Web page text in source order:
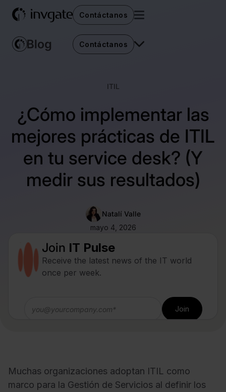
Contáctanos
Contáctanos
ITIL
¿Cómo implementar las
mejores prácticas de ITIL
en tu service desk? (Y
medir sus resultados)
Natalí Valle
mayo 4, 2026
Join IT Pulse
Receive the latest news of the IT world
once per week.
Muchas organizaciones adoptan ITIL como
marco para la Gestión de Servicios al definir los